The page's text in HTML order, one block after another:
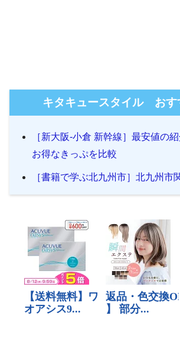
キタキュースタイル おす
［新大阪-小倉 新幹線］最安値の
お得なきっぷを比較
［書籍で学ぶ北九州市］北九州市